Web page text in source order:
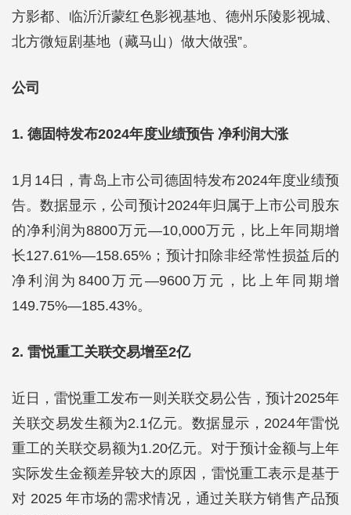
方影都、临沂沂蒙红色影视基地、德州乐陵影视城、
北方微短剧基地（藏马山）做大做强”。
公司
1. 德固特发布2024年度业绩预告 净利润大涨
1月14日，青岛上市公司德固特发布2024年度业绩预
告。数据显示，公司预计2024年归属于上市公司股东
的净利润为8800万元—10,000万元，比上年同期增
长127.61%—158.65%；预计扣除非经常性损益后的
净利润为8400万元—9600万元，比上年同期增
149.75%—185.43%。
2. 雷悦重工关联交易增至2亿
近日，雷悦重工发布一则关联交易公告，预计2025年
关联交易发生额为2.1亿元。数据显示，2024年雷悦
重工的关联交易额为1.20亿元。对于预计金额与上年
实际发生金额差异较大的原因，雷悦重工表示是基于
对 2025 年市场的需求情况，通过关联方销售产品预